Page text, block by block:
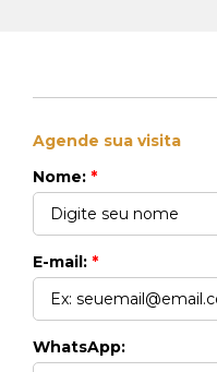
Agende sua visita
Nome: *
E-mail: *
WhatsApp: